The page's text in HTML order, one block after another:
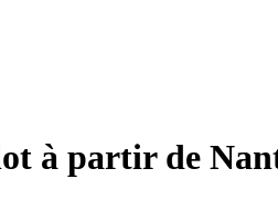
à partir de